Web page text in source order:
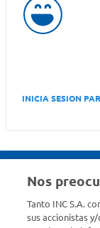
INICIA SESION
Nos
Tanto INC S.A.
sus accionistas